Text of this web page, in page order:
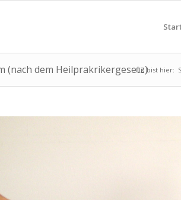
(nach dem Heilprakrikergesetz)Du bist hier: